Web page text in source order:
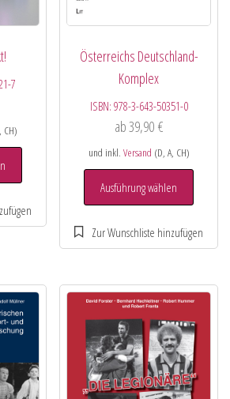
7
CH)
Österreichs Deutschland-
Komplex
ISBN: 978-3-643-50351-0
ab39,90 €
und inkl. Versand (D, A, CH)
Ausführung wählen